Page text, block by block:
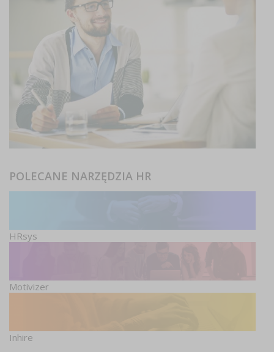
POLECANE NARZĘDZIA HR
HRsys
Motivizer
Inhire